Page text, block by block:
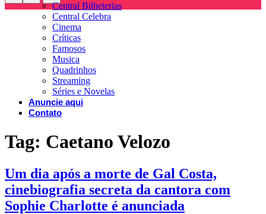
Central Bilheterias
Central Celebra
Cinema
Críticas
Famosos
Musica
Quadrinhos
Streaming
Séries e Novelas
Anuncie aqui
Contato
Tag: Caetano Velozo
Um dia após a morte de Gal Costa,
cinebiografia secreta da cantora com
Sophie Charlotte é anunciada